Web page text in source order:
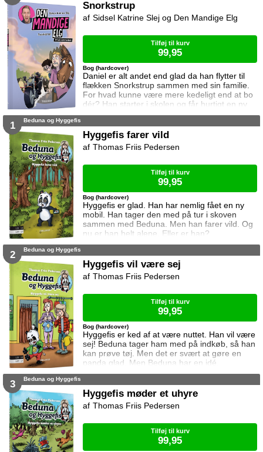
lyder røvsygt med familieferie i den svenske
ødemark. Men Sveriges natur gemmer på
mange hemmeligheder og oplevelser. Og
Snorkstrup
Daniel er alt andet end glad da han flytter til
flækken Snorkstrup sammen med sin familie.
For hvad kunne være mere kedeligt end at bo
dér? Han starter i skolen og får hurtigt en ny
ven, men også nye fjender. Samtidig finder
hemmeligheder under Snorkstrups søvnige
overflade. En smuglerring huserer nemlig på
egnen, og lækre biler forsvinder i stort antal.
Bog (hardcover)
Sidsel Katrine Slej og Den Mandige Elg
Tilføj til kurv
99,95
1 Beduna og Hyggefis
Hyggefis farer vild
Hyggefis er glad. Han har nemlig fået en ny
mobil. Han tager den med på tur i skoven
sammen med Beduna. Men han farer vild. Og
nu er han helt alene. Eller er han?
Bog (hardcover)
Thomas Friis Pedersen
Tilføj til kurv
99,95
2 Beduna og Hyggefis
Hyggefis vil være sej
Hyggefis er ked af at være nuttet. Han vil være
sej! Beduna tager ham med på indkøb, så han
kan prøve tøj. Men det er svært at gøre en
panda glad. Men Beduna har en idé.
Bog (hardcover)
Thomas Friis Pedersen
Tilføj til kurv
99,95
3 Beduna og Hyggefis
Hyggefis møder et uhyre
Thomas Friis Pedersen
Tilføj til kurv
99,95